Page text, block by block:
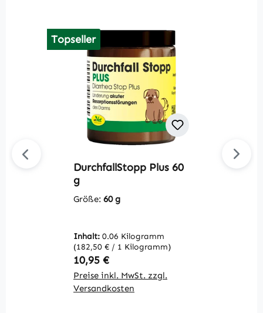
Topseller
DurchfallStopp Plus 60
g
Größe: 60 g
Inhalt: 0.06 Kilogramm
(182,50 € / 1 Kilogramm)
Regulärer Preis:
10,95 €
Preise inkl. MwSt. zzgl.
Versandkosten